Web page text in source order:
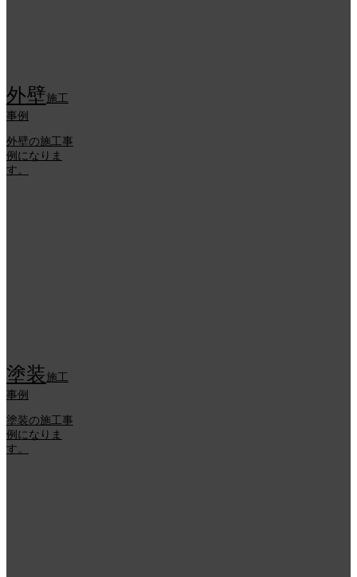
外壁施工
事例
外壁の施工事
例になりま
す。
塗装施工
事例
塗装の施工事
例になりま
す。